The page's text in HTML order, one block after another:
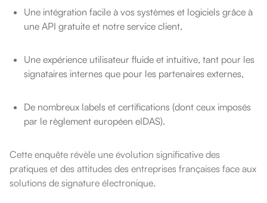
Une intégration facile à vos systèmes et logiciels grâce à
une API gratuite et notre service client,
Une expérience utilisateur fluide et intuitive, tant pour les
signataires internes que pour les partenaires externes,
De nombreux labels et certifications (dont ceux imposés
par le règlement européen eIDAS).
Cette enquête révèle une évolution significative des
pratiques et des attitudes des entreprises françaises face aux
solutions de signature électronique.